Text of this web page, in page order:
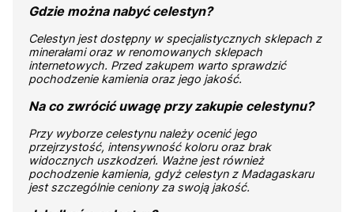
Gdzie można nabyć celestyn?
Celestyn jest dostępny w specjalistycznych sklepach z
minerałami oraz w renomowanych sklepach
internetowych. Przed zakupem warto sprawdzić
pochodzenie kamienia oraz jego jakość.
Na co zwrócić uwagę przy zakupie celestynu?
Przy wyborze celestynu należy ocenić jego
przejrzystość, intensywność koloru oraz brak
widocznych uszkodzeń. Ważne jest również
pochodzenie kamienia, gdyż celestyn z Madagaskaru
jest szczególnie ceniony za swoją jakość.